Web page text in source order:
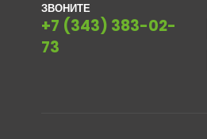
ЗВОНИТЕ
+7 (343) 383-02-
73